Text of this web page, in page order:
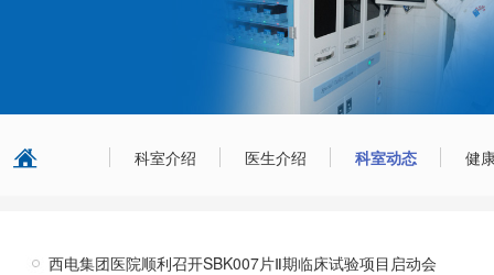
科室介绍 医生介绍 科室动态 健
西电集团医院顺利召开SBK007片Ⅱ期临床试验项目启动会